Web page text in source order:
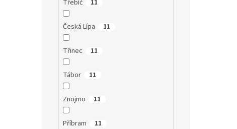
Třebíč 11
Česká Lípa 11
Třinec 11
Tábor 11
Znojmo 11
Příbram 11